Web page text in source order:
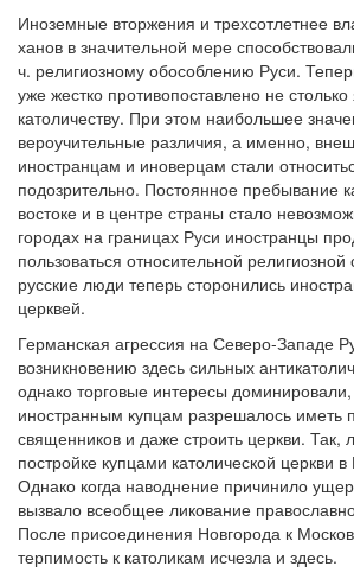
Иноземные вторжения и трехсотлетнее
ханов в значительной мере
ч. религиозному обособлению Руси.
уже жестко противопоставлено не столько
католичеству. При этом наибольшее
вероучительные различия, а именно,
иностранцам и иноверцам стали
подозрительно. Постоянное пребывание
востоке и в центре страны стало
городах на границах Руси иностранцы
пользоваться относительной
русские люди теперь сторонились
церквей.
Германская агрессия на Северо-Западе
возникновению здесь сильных
однако торговые интересы
иностранным купцам разрешалось иметь
священников и даже строить церкви. Так,
постройке купцами католической церкви
Однако когда наводнение причинило
вызвало всеобщее ликование
После присоединения Новгорода к
терпимость к католикам исчезла и здесь.